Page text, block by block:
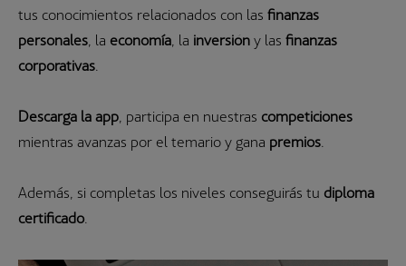
tus conocimientos relacionados con las finanzas
personales , la economía , la inversióny las finanzas
corporativas
Descarga la app , participa en nuestras competiciones
mientras avanzas por el temario y gana premios
Además, si completas los niveles conseguirás tu diploma
certificado